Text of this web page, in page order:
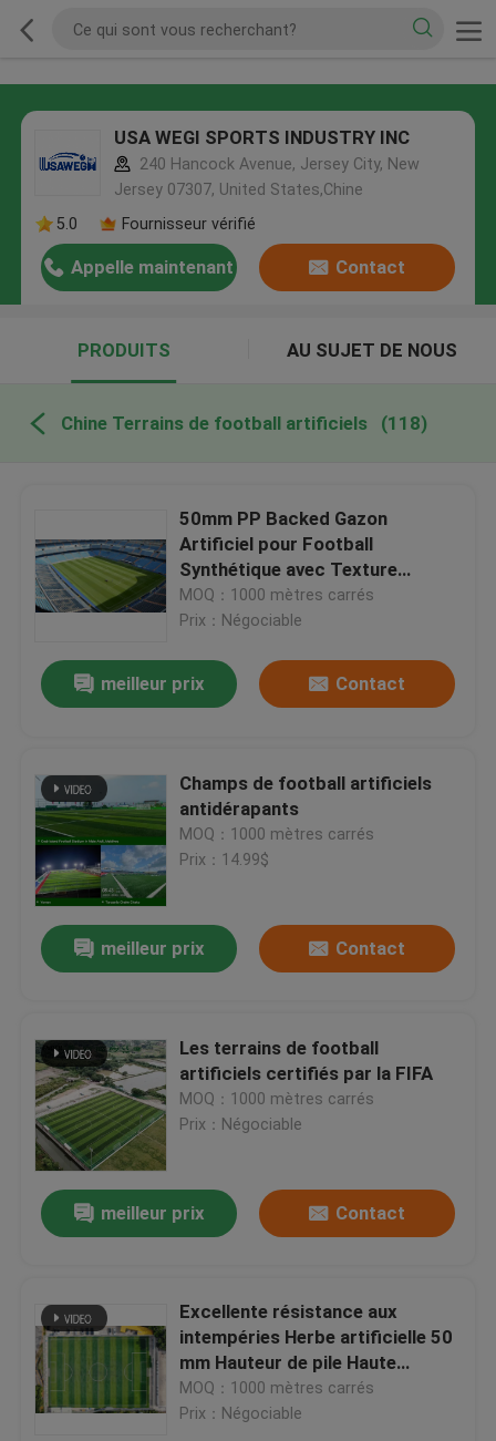
USA WEGI SPORTS INDUSTRY INC
240 Hancock Avenue, Jersey City, New
Jersey 07307, United States,Chine
5.0
Fournisseur vérifié
Appelle maintenant Contact
PRODUITS AU SUJET DE NOUS
Chine Terrains de football artificiels (118)
50mm PP Backed Gazon
Artificiel pour Football
Synthétique avec Texture
Uniforme Durable pour Terrains
de Football
MOQ：1000 mètres carrés
Prix：Négociable
meilleur prix Contact
Champs de football artificiels
antidérapants
MOQ：1000 mètres carrés
Prix：14.99$
meilleur prix Contact
Les terrains de football
artificiels certifiés par la FIFA
MOQ：1000 mètres carrés
Prix：Négociable
meilleur prix Contact
Excellente résistance aux
intempéries Herbe artificielle 50
mm Hauteur de pile Haute
souplesse
MOQ：1000 mètres carrés
Prix：Négociable